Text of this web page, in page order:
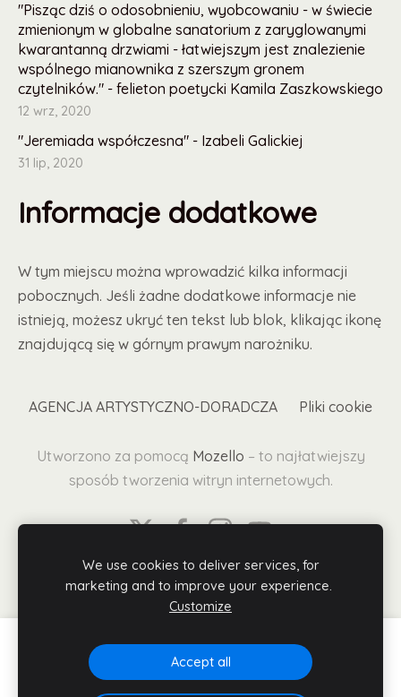
"Pisząc dziś o odosobnieniu, wyobcowaniu - w świecie
zmienionym w globalne sanatorium z zaryglowanymi
kwarantanną drzwiami - łatwiejszym jest znalezienie
wspólnego mianownika z szerszym gronem
czytelników." - felieton poetycki Kamila Zaszkowskiego
12 wrz, 2020
"Jeremiada współczesna" - Izabeli Galickiej
31 lip, 2020
Informacje dodatkowe
W tym miejscu można wprowadzić kilka informacji
pobocznych. Jeśli żadne dodatkowe informacje nie
istnieją, możesz ukryć ten tekst lub blok, klikając ikonę
znajdującą się w górnym prawym narożniku.
AGENCJA ARTYSTYCZNO-DORADCZA Pliki cookie
Utworzono za pomocą Mozello – to najłatwiejszy
sposób tworzenia witryn internetowych.
Stwórz swoją stronę internetową lub sklep
internetowy z Mozello.
Szybko, łatwo, bez programowania.
We use cookies to deliver services, for
marketing and to improve your experience.
Customize
Accept all